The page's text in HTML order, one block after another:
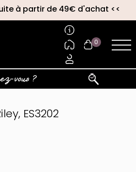
à partir de 49€ d'achat <<
0
ES3202